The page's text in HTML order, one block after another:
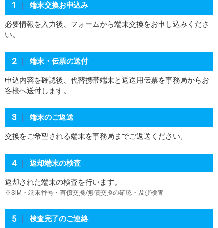
お申し込みはこちら
イゴークモバイルのお申込みには、イゴークのアカウント
アカウントID（会員ID）をお持ちでない方は、
こちら
から会員登録(無料)をお願いします。
1 端末交換お申込み
必要情報を入力後、フォームから端末交換をお申し込みくださ
い。
2 端末・伝票の送付
申込内容を確認後、代替携帯端末と返送用伝票を事務局からお
客様へ送付します。
3 端末のご返送
交換をご希望される端末を事務局までご返送ください。
4 返却端末の検査
返却された端末の検査を行います。
※SIM・端末番号・有償交換/無償交換の確認・及び検査
5 検査完了のご連絡